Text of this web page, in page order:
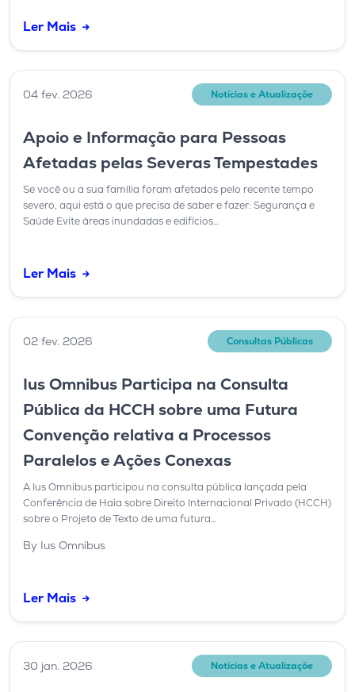
Ler Mais
04 fev. 2026 Notícias e Atualizaçõe
Apoio e Informação para Pessoas
Afetadas pelas Severas Tempestades
Se você ou a sua família foram afetados pelo recente tempo
severo, aqui está o que precisa de saber e fazer: Segurança e
Saúde Evite áreas inundadas e edifícios…
Ler Mais
02 fev. 2026 Consultas Públicas
Ius Omnibus Participa na Consulta
Pública da HCCH sobre uma Futura
Convenção relativa a Processos
Paralelos e Ações Conexas
A Ius Omnibus participou na consulta pública lançada pela
Conferência de Haia sobre Direito Internacional Privado (HCCH)
sobre o Projeto de Texto de uma futura…
By Ius Omnibus
Ler Mais
30 jan. 2026 Notícias e Atualizaçõe